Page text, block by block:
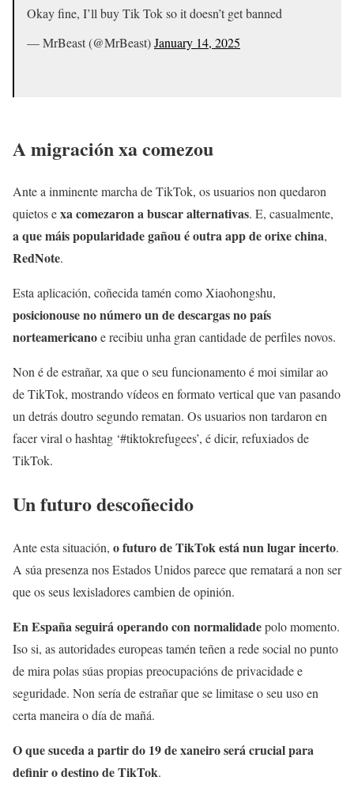
Okay fine, I’ll buy Tik Tok so it doesn’t get banned
— MrBeast (@MrBeast)January 14, 2025
A migración xa comezou
Ante a inminente marcha de TikTok, os usuarios non quedaron
quietos exa comezaron a buscar alternativas. E, casualmente,
a que máis popularidade gañou é outra app de orixe china,
RedNote.
Esta aplicación, coñecida tamén como Xiaohongshu,
posicionouse no número un de descargas no país
norteamericanoe recibiu unha gran cantidade de perfiles novos.
Non é de estrañar, xa que o seu funcionamento é moi similar ao
de TikTok, mostrando vídeos en formato vertical que van pasando
un detrás doutro segundo rematan. Os usuarios non tardaron en
facer viral o hashtag ‘#tiktokrefugees’, é dicir, refuxiados de
TikTok.
Un futuro descoñecido
Ante esta situación, o futuro de TikTok está nun lugar incerto.
A súa presenza nos Estados Unidos parece que rematará a non ser
que os seus lexisladores cambien de opinión.
En Españaseguirá operando con normalidadepolo momento.
Iso si, as autoridades europeas tamén teñen a rede social no punto
de mira polas súas propias preocupacións de privacidade e
seguridade. Non sería de estrañar que se limitase o seu uso en
certa maneira o día de mañá.
O que suceda a partir do 19 de xaneiro será crucial para
definir o destino de TikTok.